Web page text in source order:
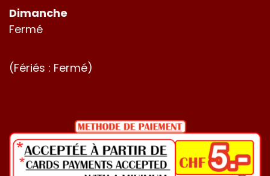
Dimanche
Fermé
(Fériés : Fermé)